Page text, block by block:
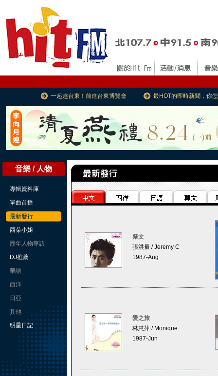
一起趣台東！前進台東博覽會 最HOT的即時新聞，你
音樂 / 人物
專輯資料庫
單曲首播
最新發行
西朵小姐
歷年人物專訪
DJ推薦
華語
西洋
日亞
其他
明星日記
祭文
張洪量 / Jeremy C
1987-Aug
愛之旅
林慧萍 / Monique
1987-Jun